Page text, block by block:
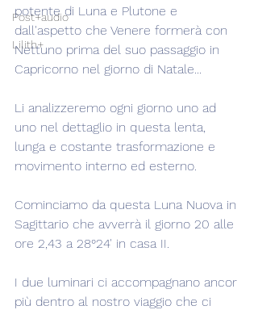
Post+audio
Lilith+
potente di Luna e Plutone e
dall'aspetto che Venere formerà con
Nettuno prima del suo passaggio in
Capricorno nel giorno di Natale...
Li analizzeremo ogni giorno uno ad
uno nel dettaglio in questa lenta,
lunga e costante trasformazione e
movimento interno ed esterno.
Cominciamo da questa Luna Nuova in
Sagittario che avverrà il giorno 20 alle
ore 2,43 a 28°24' in casa II.
I due luminari ci accompagnano ancor
più dentro al nostro viaggio che ci